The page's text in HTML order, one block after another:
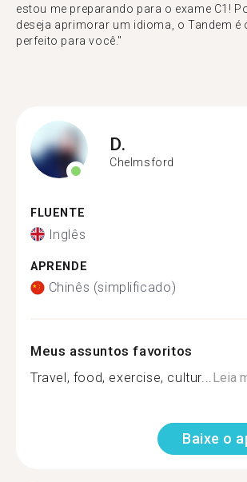
estou me preparando para o exame C1!
deseja aprimorar um idioma, o Tandem é
perfeito para você."
D.
Chelmsford
FLUENTE
Inglês
APRENDE
Chinês (simplificado)
Meus assuntos favoritos
Travel, food, exercise, cultur...Leia
Baixe o